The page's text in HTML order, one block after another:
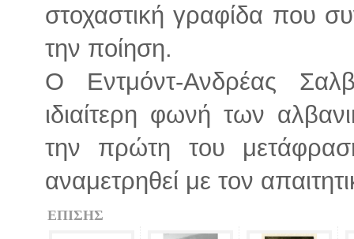
στοχαστική γραφίδα που
την ποίηση.
Ο Εντμόντ-Ανδρέας
ιδιαίτερη φωνή των
την πρώτη του
αναμετρηθεί με τον
ΕΠΙΣΗΣ